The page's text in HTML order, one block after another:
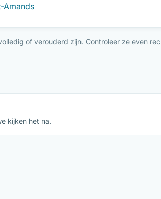
Amands
of verouderd zijn. Controleer ze even
kijken het na.